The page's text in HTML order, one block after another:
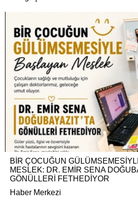
BİR ÇOCUĞUN
MESLEK: DR. EMİR SENA
GÖNÜLLERİ FETHEDİYOR
Haber Merkezi